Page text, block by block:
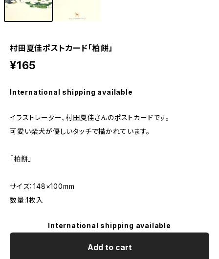
村田夏佳ポストカード「柏餅」
¥165
International shipping available
イラストレーター、村田夏佳さんのポストカードです。
可愛い柴犬が優しいタッチで描かれています。
「柏餅」
サイズ：148×100mm
数量:1枚入
International shipping available
Add to cart